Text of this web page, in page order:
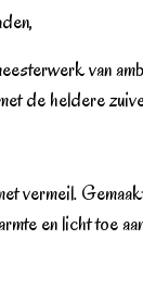
van
de heldere
vermeil.
en licht toe